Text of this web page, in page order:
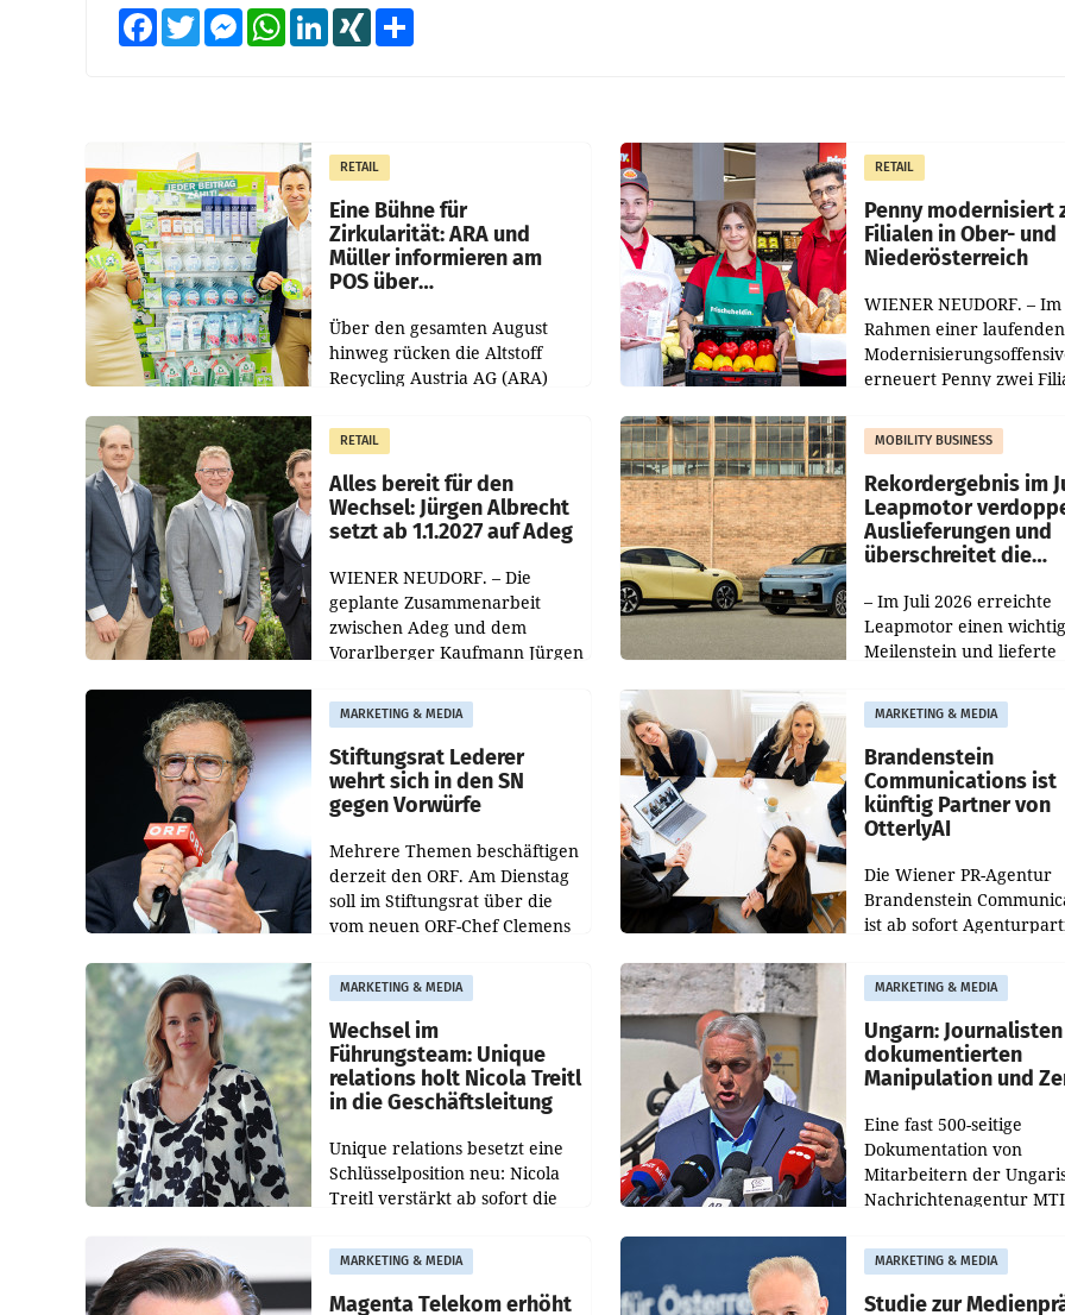
FacebookTwitter MessengerWhatsAppLinkedInXING
RETAIL
Eine Bühne für
Zirkularität: ARA und
Müller informieren am
POS über
Über den gesamten August
hinweg rücken die Altstoff
Recycling Austria AG (ARA)
Müller die Initiative „Kreislauf-
Helden“ in allen
österreichischen Müller-Filialen
RETAIL
Penny modernisiert
Filialen in Ober- und
Niederösterreich
WIENER NEUDORF. – Im
Rahmen einer laufenden
erneuert Penny zwei
Die beiden Standorte
Haag sowie im rund
RETAIL
Alles bereit für den
Wechsel: Jürgen Albrecht
setzt ab 1.1.2027 auf Adeg
WIENER NEUDORF. – Die
geplante Zusammenarbeit
zwischen Adeg und dem
Vorarlberger Kaufmann Jürgen
freigegeben: Die
Bundeswettbewerbsbehörde
und der Bundeskartellanwalt
MOBILITY BUSINESS
Rekordergebnis im
Leapmotor
Auslieferungen und
überschreitet die
– Im Juli 2026 erreichte
Leapmotor einen
Meilenstein und lieferte
aus, womit sich das
gegenüber Juli 2025
verdoppelte (+102
MARKETING & MEDIA
Stiftungsrat Lederer
wehrt sich in den SN
gegen Vorwürfe
Mehrere Themen beschäftigen
derzeit den ORF. Am Dienstag
soll im Stiftungsrat über die
vom neuen ORF-Chef Clemens
Besetzungen für die
Direktionen abgestimmt
werden.
MARKETING & MEDIA
Brandenstein
Communications ist
künftig Partner von
OtterlyAI
Die Wiener PR-Agentur
Brandenstein
ist ab sofort
Optimierungsplattform
OtterlyAI. Damit baut die
Agentur ihr
MARKETING & MEDIA
Wechsel im
Führungsteam: Unique
relations holt Nicola Treitl
in die Geschäftsleitung
Unique relations besetzt eine
Schlüsselposition neu: Nicola
Treitl verstärkt ab sofort die
PR-Agentur an der Seite von
Josef Kalina und Anna Kalina-
Mahr.
MARKETING & MEDIA
Ungarn: Journalisten
dokumentierten
Manipulation und
Eine fast 500-seitige
Dokumentation von
Mitarbeitern der
Nachrichtenagentur
Manipulation und
der Agentur während
MARKETING & MEDIA
Magenta Telekom erhöht
MARKETING & MEDIA
Studie zur